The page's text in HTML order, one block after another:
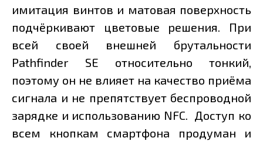
имитация винтов и матовая поверхность
подчёркивают цветовые решения. При
всей своей внешней брутальности
Pathfinder SE относительно тонкий,
поэтому он не влияет на качество приёма
сигнала и не препятствует беспроводной
зарядке и использованию NFC. Доступ ко
всем кнопкам смартфона продуман и